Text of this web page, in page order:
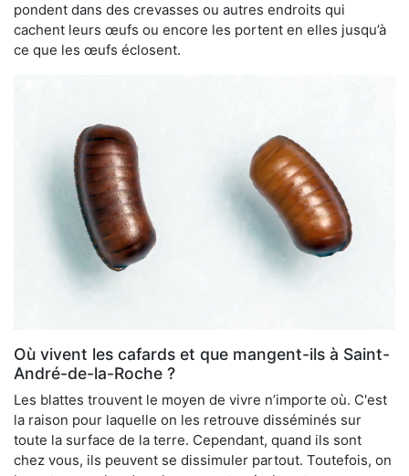
pondent dans des crevasses ou autres endroits qui
cachent leurs œufs ou encore les portent en elles jusqu’à
ce que les œufs éclosent.
Où vivent les cafards et que mangent-ils à Saint-
André-de-la-Roche ?
Les blattes trouvent le moyen de vivre n’importe où. C'est
la raison pour laquelle on les retrouve disséminés sur
toute la surface de la terre. Cependant, quand ils sont
chez vous, ils peuvent se dissimuler partout. Toutefois, on